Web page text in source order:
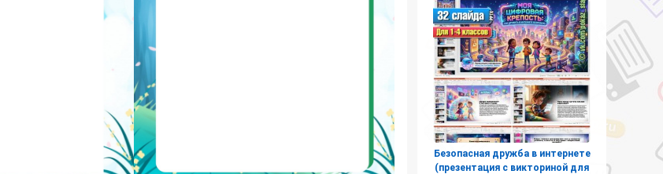
Безопасная дружба в интернете
(презентация с викториной для